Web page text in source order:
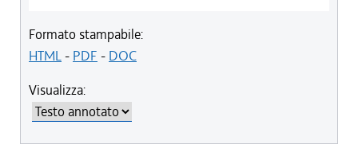
Formato stampabile:
HTML- PDF - DOC
Visualizza: